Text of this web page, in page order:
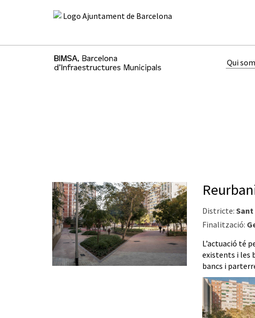
Qui som
Districte:
Finalització:
L’actuació té
existents i les
bancs i